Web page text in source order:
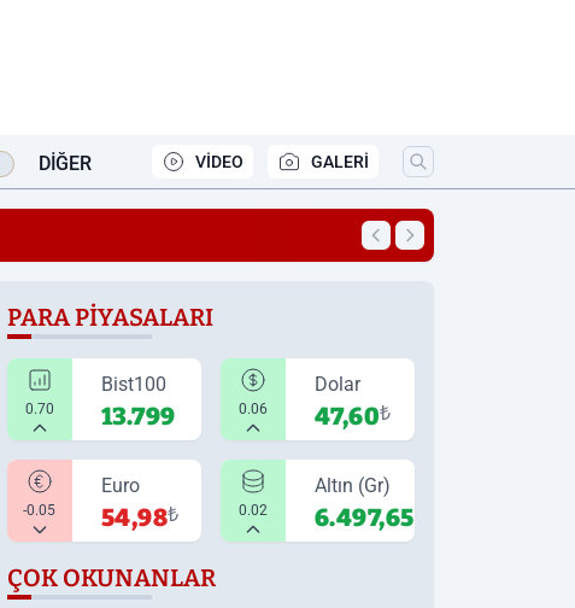
DIĞER VİDEO GALERİ
21:16 Altın ve gümüşte
PARA PIYASALARI
0.70
Bist100
13.799 0.06
Dolar
47,60₺
-0.05
Euro
54,98₺ 0.02
Altın (Gr)
6.497,65
ÇOK OKUNANLAR